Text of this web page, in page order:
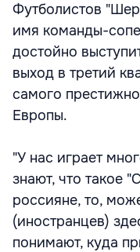
Футболистов
имя команды-
достойно
выход в третий
самого
Европы.
"У нас играет
знают, что такое
россияне, то,
(иностранцев)
понимают, куда